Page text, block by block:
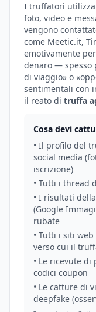
I truffatori
foto, video e
vengono
come Meetic.it,
emotivamente
denaro — spesso
di viaggio» o
sentimentali con
il reato di truffa
Cosa devi
• Il profilo del
social media
iscrizione)
• Tutti i thread
• I risultati
(Google
rubate
• Tutti i siti
verso cui il
• Le ricevute
codici coupon
• Le catture di
deepfake